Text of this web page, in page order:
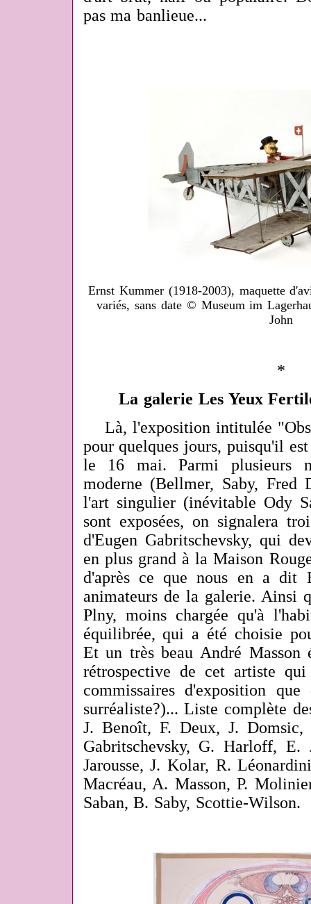
pas ma banlieue...
Ernst Kummer (1918-2003), maquette
variés, sans date © Museum im
John
*
La galerie Les Yeux
Là, l'exposition intitulée
pour quelques jours, puisqu'il
le 16 mai. Parmi plusieurs
moderne (Bellmer, Saby,
l'art singulier (inévitable Ody
sont exposées, on signalera
d'Eugen Gabritschevsky, qui
en plus grand à la Maison
d'après ce que nous en a dit
animateurs de la galerie. Ainsi
Plny, moins chargée qu'à
équilibrée, qui a été choisie
Et un très beau André Masson
rétrospective de cet artiste
commissaires d'exposition
surréaliste?)... Liste complète
J. Benoît, F. Deux, J.
Gabritschevsky, G. Harloff,
Jarousse, J. Kolar, R.
Macréau, A. Masson, P.
Saban, B. Saby, Scottie-Wilson.